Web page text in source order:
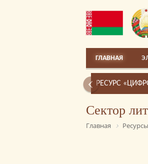
ГЛАВНАЯ
РЕСУРС
Сектор
Главная Ресурсы